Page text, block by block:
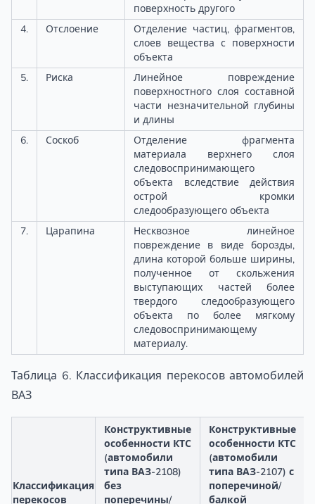
поверхность другого
4.
Отслоение
Отделение частиц, фрагментов,
слоев вещества с поверхности
объекта
5.
Риска
Линейное повреждение
поверхностного слоя составной
части незначительной глубины
и длины
6.
Соскоб
Отделение фрагмента
материала верхнего слоя
следовоспринимающего
объекта вследствие действия
острой кромки
следообразующего объекта
7.
Царапина
Несквозное линейное
повреждение в виде борозды,
длина которой больше ширины,
полученное от скольжения
выступающих частей более
твердого следообразующего
объекта по более мягкому
следовоспринимающему
материалу.
Таблица 6. Классификация перекосов автомобилей
ВАЗ
Классификация
перекосов
Конструктивные
особенности КТС
(автомобили
типа ВАЗ-2108)
без
поперечины/
Конструктивные
особенности КТС
(автомобили
типа ВАЗ-2107) с
поперечиной/
балкой